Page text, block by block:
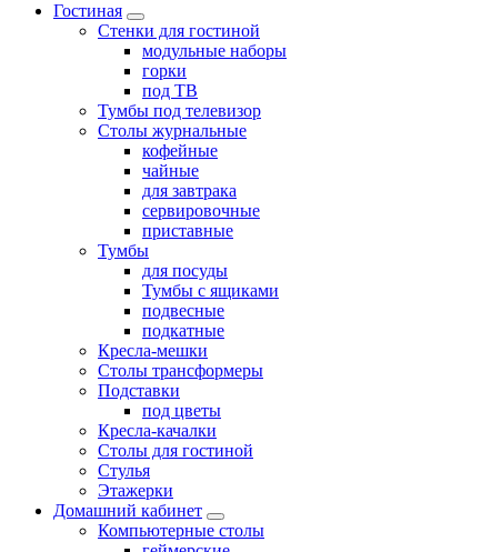
Гостиная
Стенки для гостиной
модульные наборы
горки
под ТВ
Тумбы под телевизор
Столы журнальные
кофейные
чайные
для завтрака
сервировочные
приставные
Тумбы
для посуды
Тумбы с ящиками
подвесные
подкатные
Кресла-мешки
Столы трансформеры
Подставки
под цветы
Кресла-качалки
Столы для гостиной
Стулья
Этажерки
Домашний кабинет
Компьютерные столы